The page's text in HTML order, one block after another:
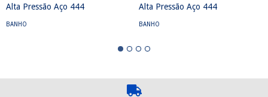
Alta Pressão Aço 444
BANHO
Alta Pressão Aço 444
BANHO